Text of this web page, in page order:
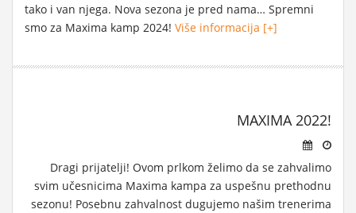
tako i van njega. Nova sezona je pred nama… Spremni
smo za Maxima kamp 2024! Više informacija [+]
MAXIMA 2022!
Dragi prijatelji! Ovom prlkom želimo da se zahvalimo
svim učesnicima Maxima kampa za uspešnu prethodnu
sezonu! Posebnu zahvalnost dugujemo našim trenerima